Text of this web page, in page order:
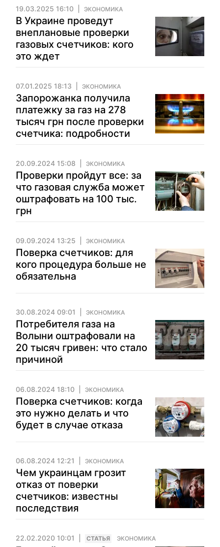
19.03.2025 16:10 ЭКОНОМИКА
В Украине проведут
внеплановые проверки
газовых счетчиков: кого
это ждет
07.01.2025 18:13 ЭКОНОМИКА
Запорожанка получила
платежку за газ на 278
тысяч грн после проверки
счетчика: подробности
20.09.2024 15:08 ЭКОНОМИКА
Проверки пройдут все: за
что газовая служба может
оштрафовать на 100 тыс.
грн
09.09.2024 13:25 ЭКОНОМИКА
Поверка счетчиков: для
кого процедура больше не
обязательна
30.08.2024 09:01 ЭКОНОМИКА
Потребителя газа на
Волыни оштрафовали на
20 тысяч гривен: что стало
причиной
06.08.2024 18:10 ЭКОНОМИКА
Поверка счетчиков: когда
это нужно делать и что
будет в случае отказа
06.08.2024 12:21 ЭКОНОМИКА
Чем украинцам грозит
отказ от поверки
счетчиков: известны
последствия
22.02.2020 10:01 CТАТЬЯ ЭКОНОМИКА